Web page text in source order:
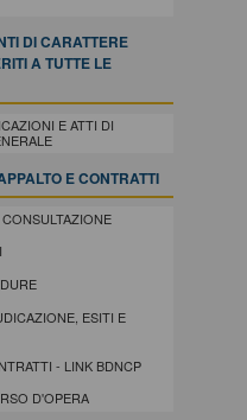
DI CARATTERE
A TUTTE LE
E ATTI DI
E CONTRATTI
ESITI E
- LINK BDNCP
D'OPERA